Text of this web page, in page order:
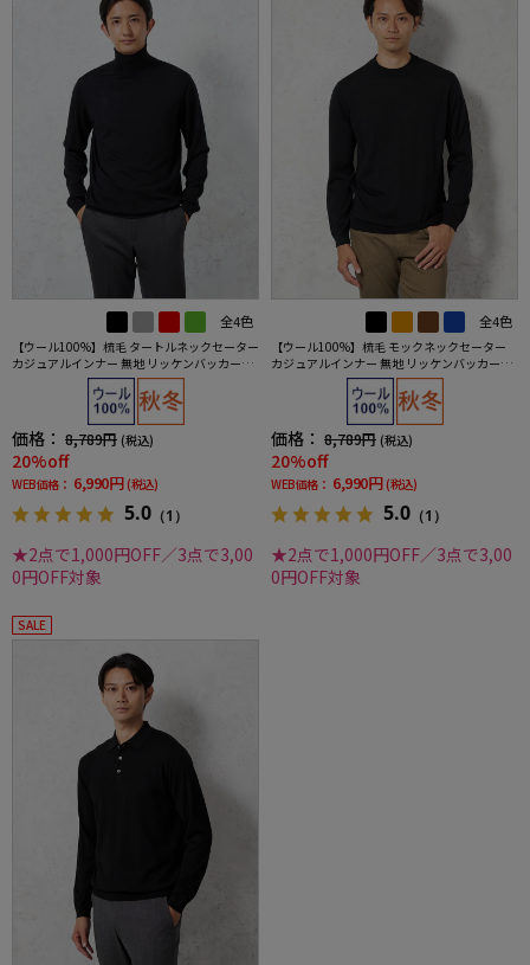
全4色
【ウール100%】梳毛 タートルネックセーター
カジュアルインナー 無地 リッケンバッカーブ
価格： 8,789円 (税込)
20%off
WEB価格： 6,990円 (税込)
5.0 （1）
★2点で1,000円OFF／3点で3,00
0円OFF対象
全4色
【ウール100%】梳毛 モックネックセーター
カジュアルインナー 無地 リッケンバッカーブ
価格： 8,789円 (税込)
20%off
WEB価格： 6,990円 (税込)
5.0 （1）
★2点で1,000円OFF／3点で3,00
0円OFF対象
SALE